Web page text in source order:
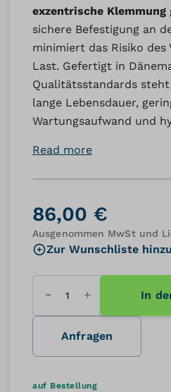
exzentrische Klemmung
sichere Befestigung an
minimiert das Risiko
Last. Gefertigt in
Qualitätsstandards
lange Lebensdauer,
Wartungsaufwand und
Read more
86,00 €
Ausgenommen MwSt und
Zur Wunschliste
Menge In
Anfragen
auf Bestellung